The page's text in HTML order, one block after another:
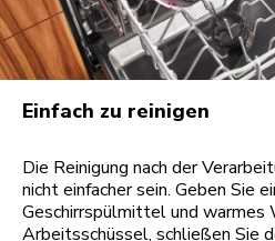
Einfach zu reinigen
Die Reinigung nach der
nicht einfacher sein. Geben Sie
Geschirrspülmittel und warmes
Arbeitsschüssel, schließen Sie